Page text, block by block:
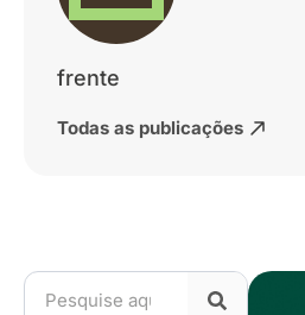
frente
Todas as publicações